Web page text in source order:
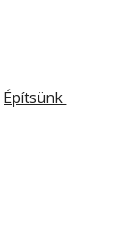
Építsünk